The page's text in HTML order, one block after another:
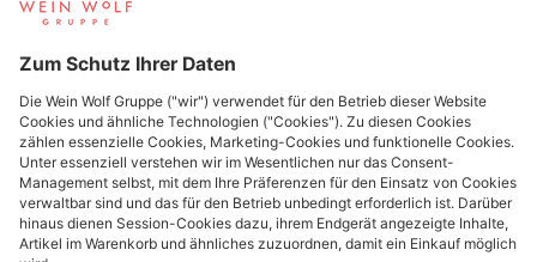
Beliebte Produzenten
Wein Wolf
Wein Wolf GmbH